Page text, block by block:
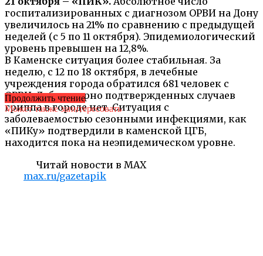
госпитализированных с диагнозом ОРВИ на Дону
увеличилось на 21% по сравнению с предыдущей
неделей (с 5 по 11 октября). Эпидемиологический
уровень превышен на 12,8%.
В Каменске ситуация более стабильная. За
неделю, с 12 по 18 октября, в лечебные
учреждения города обратился 681 человек с
ОРВИ. Лабораторно подтвержденных случаев
гриппа в городе нет. Ситуация с
заболеваемостью сезонными инфекциями, как
«ПИКу» подтвердили в каменской ЦГБ,
находится пока на неэпидемическом уровне.
Читай новости в MAX
max.ru/gazetapik
Продолжить чтение
Может также заинтересовать